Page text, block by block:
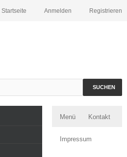
Registrieren
Anmelden
Startseite
SUCHEN
Menü Kontakt
Impressum